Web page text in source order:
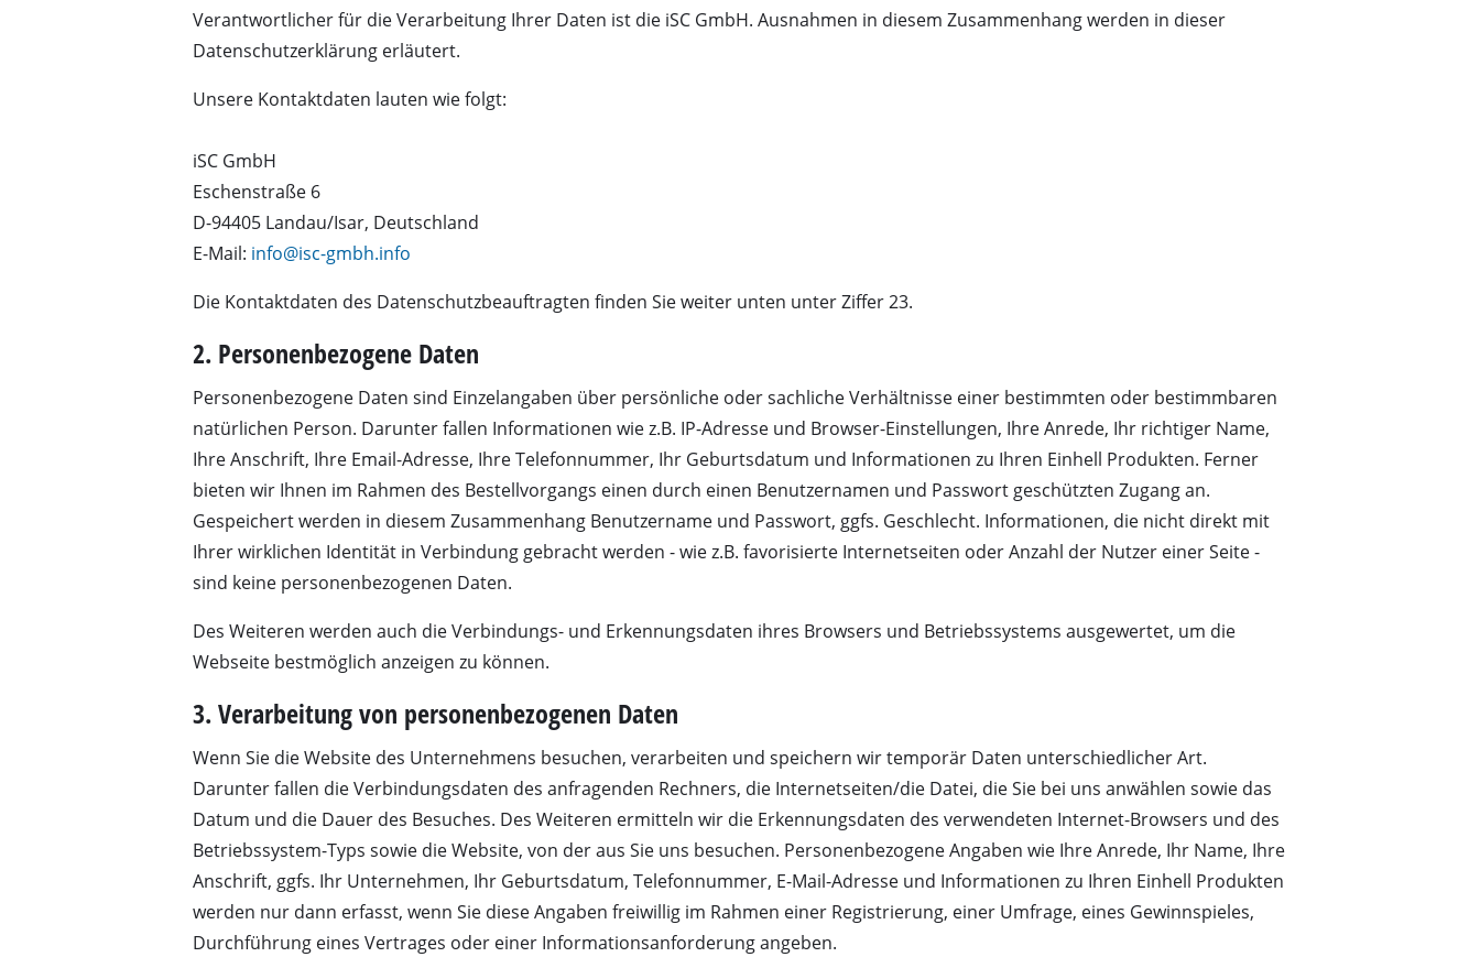
Bandsägen
Dekupiersägen
Sonstige Sägen
Handstaubsauger
Doppelschleifer
Exzenterschleifer
Multischleifer
Schwingschleifer
Bandschleifer
Wand- / Bodenschleifer
Sonstige Schleifmaschinen
Schleif- / Gravur-Werkzeuge
Akku-Kompressoren
Hybrid-Kompressoren
Elektro-Kompressoren
Druckluftgeräte
Auto-Kompressoren
Hauswasserwerke
Akku-Vertikutierer
Elektro-Vertikutierer
Akku-Kettensägen
Benzin-Kettensägen
Elektro-Kettensägen
Hochentaster
Astsägen
Verantwortlicher für die Verarbeitung Ihrer Daten ist die iSC GmbH. Ausnahmen in diesem Zusammenhang werden in dieser
Datenschutzerklärung erläutert.
Unsere Kontaktdaten lauten wie folgt:
iSC GmbH
Eschenstraße 6
D-94405 Landau/Isar, Deutschland
E-Mail: info@isc-gmbh.info
Die Kontaktdaten des Datenschutzbeauftragten finden Sie weiter unten unter Ziffer 23.
2. Personenbezogene Daten
Personenbezogene Daten sind Einzelangaben über persönliche oder sachliche Verhältnisse einer bestimmten oder bestimmbaren
natürlichen Person. Darunter fallen Informationen wie z.B. IP-Adresse und Browser-Einstellungen, Ihre Anrede, Ihr richtiger Name,
Ihre Anschrift, Ihre Email-Adresse, Ihre Telefonnummer, Ihr Geburtsdatum und Informationen zu Ihren Einhell Produkten. Ferner
bieten wir Ihnen im Rahmen des Bestellvorgangs einen durch einen Benutzernamen und Passwort geschützten Zugang an.
Gespeichert werden in diesem Zusammenhang Benutzername und Passwort, ggfs. Geschlecht. Informationen, die nicht direkt mit
Ihrer wirklichen Identität in Verbindung gebracht werden - wie z.B. favorisierte Internetseiten oder Anzahl der Nutzer einer Seite -
sind keine personenbezogenen Daten.
Des Weiteren werden auch die Verbindungs- und Erkennungsdaten ihres Browsers und Betriebssystems ausgewertet, um die
Webseite bestmöglich anzeigen zu können.
3. Verarbeitung von personenbezogenen Daten
Wenn Sie die Website des Unternehmens besuchen, verarbeiten und speichern wir temporär Daten unterschiedlicher Art.
Darunter fallen die Verbindungsdaten des anfragenden Rechners, die Internetseiten/die Datei, die Sie bei uns anwählen sowie das
Datum und die Dauer des Besuches. Des Weiteren ermitteln wir die Erkennungsdaten des verwendeten Internet-Browsers und des
Betriebssystem-Typs sowie die Website, von der aus Sie uns besuchen. Personenbezogene Angaben wie Ihre Anrede, Ihr Name, Ihre
Anschrift, ggfs. Ihr Unternehmen, Ihr Geburtsdatum, Telefonnummer, E-Mail-Adresse und Informationen zu Ihren Einhell Produkten
werden nur dann erfasst, wenn Sie diese Angaben freiwillig im Rahmen einer Registrierung, einer Umfrage, eines Gewinnspieles,
Durchführung eines Vertrages oder einer Informationsanforderung angeben.